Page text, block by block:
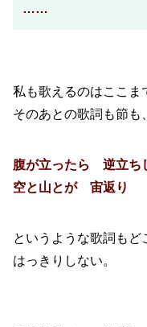
……
私も歌えるのはここま
そのあとの歌詞も節も
腹が立ったら 逆立ち
空と山とが 宙返り
というような歌詞もど
はっきりしない。